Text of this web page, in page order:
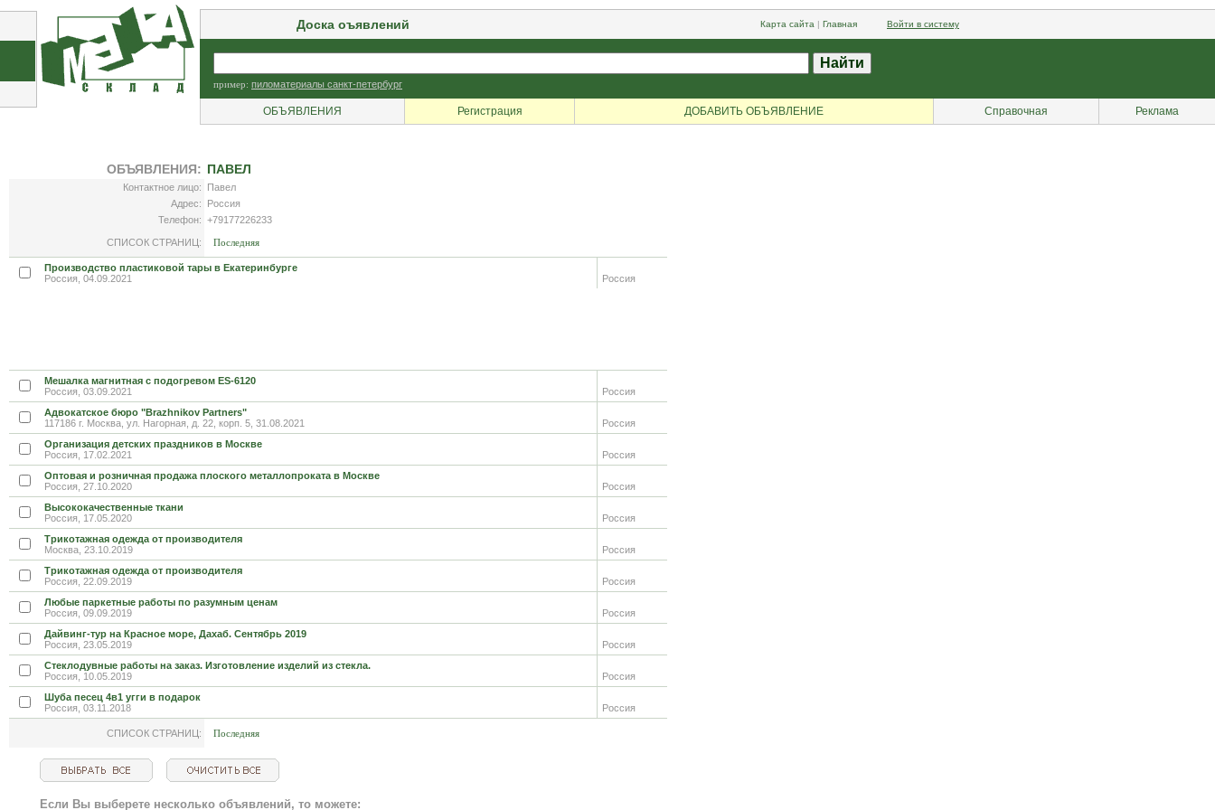
Доска оъявлений Карта сайта | Главная Войти в систему
пример: пиломатериалы санкт-петербург
ОБЪЯВЛЕНИЯ Регистрация ДОБАВИТЬ ОБЪЯВЛЕНИЕ Справочная Реклама
ОБЪЯВЛЕНИЯ: ПАВЕЛ
Контактное лицо:
Павел
Адрес:
Россия
Телефон: +79177226233
СПИСОК СТРАНИЦ: Последняя
Производство пластиковой тары в Екатеринбурге
Россия, 04.09.2021
Россия
Мешалка магнитная с подогревом ES-6120
Россия, 03.09.2021
Россия
Адвокатское бюро "Brazhnikov Partners"
117186 г. Москва, ул. Нагорная, д. 22, корп. 5, 31.08.2021
Россия
Организация детских праздников в Москве
Россия, 17.02.2021
Россия
Оптовая и розничная продажа плоского металлопроката в Москве
Россия, 27.10.2020
Россия
Высококачественные ткани
Россия, 17.05.2020
Россия
Трикотажная одежда от производителя
Москва, 23.10.2019
Россия
Трикотажная одежда от производителя
Россия, 22.09.2019
Россия
Любые паркетные работы по разумным ценам
Россия, 09.09.2019
Россия
Дайвинг-тур на Красное море, Дахаб. Сентябрь 2019
Россия, 23.05.2019
Россия
Стеклодувные работы на заказ. Изготовление изделий из стекла.
Россия, 10.05.2019
Россия
Шуба песец 4в1 угги в подарок
Россия, 03.11.2018
Россия
СПИСОК СТРАНИЦ: Последняя
Если Вы выберете несколько объявлений, то можете: